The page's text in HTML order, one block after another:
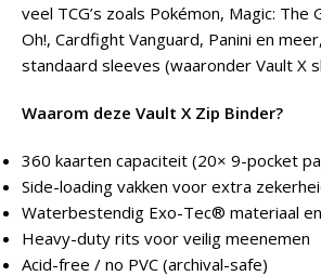
veel TCG’s zoals Pokémon, Magic: The
Oh!, Cardfight Vanguard, Panini en
standaard sleeves (waaronder Vault X
Waarom deze Vault X Zip Binder?
360 kaarten capaciteit (20× 9-pocket
Side-loading vakken voor extra
Waterbestendig Exo-Tec® materiaal
Heavy-duty rits voor veilig meenemen
Acid-free / no PVC (archival-safe)